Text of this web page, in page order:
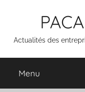
Actualités des
Menu